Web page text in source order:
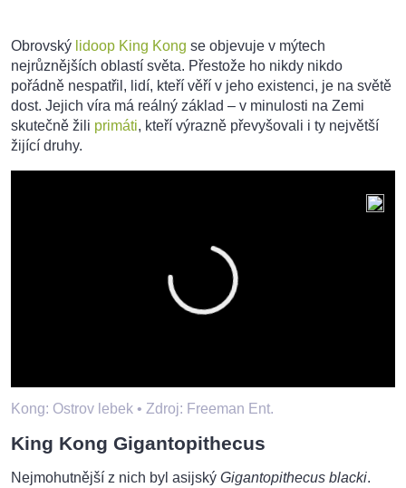
Obrovský lidoop King Kong se objevuje v mýtech
nejrůznějších oblastí světa. Přestože ho nikdy nikdo
pořádně nespatřil, lidí, kteří věří v jeho existenci, je na světě
dost. Jejich víra má reálný základ – v minulosti na Zemi
skutečně žili primáti, kteří výrazně převyšovali i ty největší
žijící druhy.
Kong: Ostrov lebek • Zdroj: Freeman Ent.
King Kong Gigantopithecus
Nejmohutnější z nich byl asijský Gigantopithecus blacki.